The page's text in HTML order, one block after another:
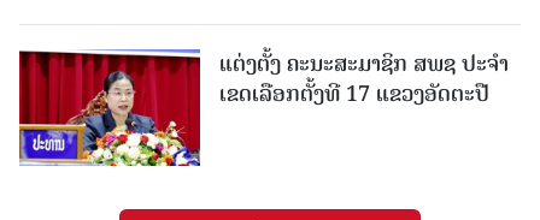
ແຕ່ງຕັ້ງ ຄະນະສະມາຊິກ ສພຊ ປະຈຳ
ເຂດເລືອກຕັ້ງທີ 17 ແຂວງອັດຕະປື